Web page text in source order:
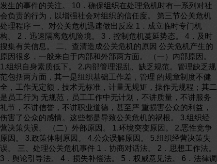
发生的事件的关注。 10．确保组织在处理危机时有一系列对社
会负责的行为，以增强社会对组织的信任度。 第三节公关危机
处理程序 一、对公关危机迅速做出反应 1．成立临时专门机
构。 2．迅速隔离危机险境。 3．控制危机蔓延势态。 4．及时
搜集有关信息。 二、查清造成公关危机的原因 公关危机产生的
原因很多，一般来自于内部和外部两方面。 （一）内部原因。
1.组织自身素质低下。 2.内部管理混乱、缺乏规范。管理缺乏规
范包括两方面，其一是组织基础工作差，管理 的规章制度不健
全，工作无定额，技术无标准，计量无规矩，操作无规程；其二
是员工行为 无规范，员工工作中无计划，不讲质量，不讲服务
礼节，不讲信誉，不讲职业道德，甚至严 重损害公众的利益，
伤害了公众的感情。这些都是导致公关危机的祸根。 3.组织经
营决策失误。 （二）外部原因。 1.环境突变原因。 2.恶性竞争
原因。 3.政策体制原因。 4.公众误解原因。 5.组织经营决策失
误。 三、处理公关危机事件 1．协商对话法。 2．思想工作法。
3．舆论引导法。 4．损失补偿法。 5．权威意见法。 6．法律调